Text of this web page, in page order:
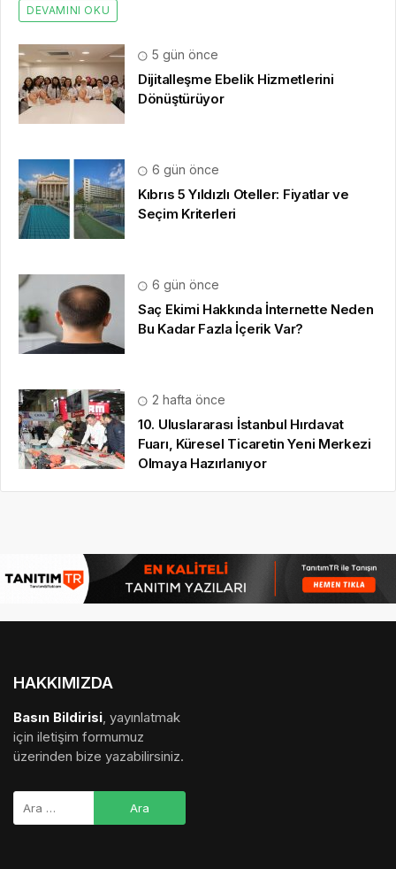
DEVAMINI OKU
5 gün önce
Dijitalleşme Ebelik Hizmetlerini
Dönüştürüyor
6 gün önce
Kıbrıs 5 Yıldızlı Oteller: Fiyatlar ve
Seçim Kriterleri
6 gün önce
Saç Ekimi Hakkında İnternette Neden
Bu Kadar Fazla İçerik Var?
2 hafta önce
10. Uluslararası İstanbul Hırdavat
Fuarı, Küresel Ticaretin Yeni Merkezi
Olmaya Hazırlanıyor
HAKKIMIZDA
Basın Bildirisi, yayınlatmak
için iletişim formumuz
üzerinden bize yazabilirsiniz.